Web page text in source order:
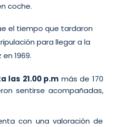
coche.
el tiempo que tardaron
para llegar a la
1969.
las 21.00 p.m más de 170
sentirse acompañadas,
con una valoración de